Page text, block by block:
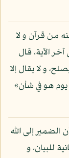
من قرآن و لا
الآية، قال
و لا يقال إلا
هو في شأن»
الضمير إلى الله
للبيان، و